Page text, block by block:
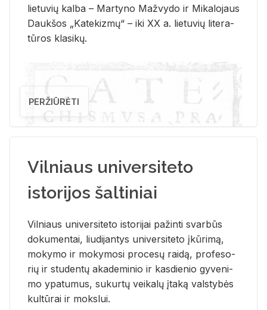
lie­tu­vių kal­ba – Mar­ty­no Ma­žvy­do ir Mi­ka­lo­jaus
Dauk­šos „Ka­te­kiz­mų“ – iki XX a. lie­tu­vių li­te­ra­
tū­ros kla­si­kų.
PERŽIŪRĖTI
Vilniaus universiteto
istorijos šaltiniai
Vil­niaus uni­ver­si­te­to is­to­ri­jai pa­žin­ti svar­būs
do­ku­men­tai, liu­di­jan­tys uni­ver­si­te­to įkū­ri­mą,
mo­ky­mo ir mo­ky­mo­si pro­ce­sų rai­dą, pro­fe­so­
rių ir stu­den­tų aka­de­mi­nio ir kas­die­nio gy­ve­ni­
mo ypa­tu­mus, su­kur­tų vei­ka­lų įta­ką vals­ty­bės
kul­tū­rai ir moks­lui.